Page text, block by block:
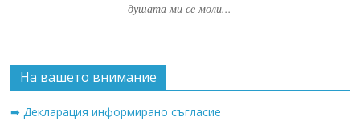
душата ми се моли...
На вашето внимание
➡ Декларация информирано съгласие